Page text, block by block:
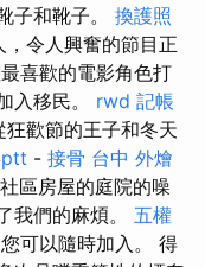
子和靴子。 換護照
，令人興奮的節目正
喜歡的電影角色打
入移民。 rwd 記帳
歡節的王子和冬天
ptt - 接骨 台中 外燴
區房屋的庭院的噪
我們的麻煩。 五權
可以隨時加入。 得